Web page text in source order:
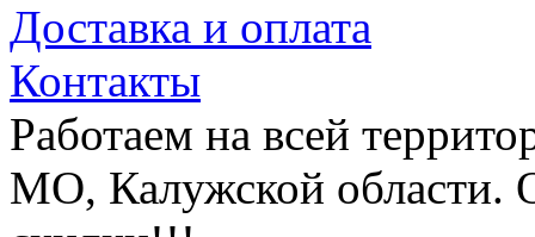
Доставка и оплата
Контакты
Работаем на всей
МО, Калужской области.